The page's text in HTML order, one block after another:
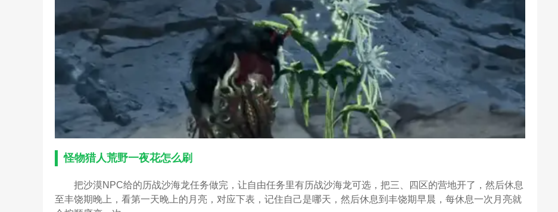
怪物猎人荒野一夜花怎么刷
把沙漠NPC给的历战沙海龙任务做完，让自由任务里有历战沙海龙可选，把三、四区的营地开了，然后休息
至丰饶期晚上，看第一天晚上的月亮，对应下表，记住自己是哪天，然后休息到丰饶期早晨，每休息一次月亮就